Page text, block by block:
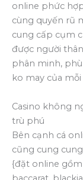
online phức
cùng quyến rũ
cung cấp cụm
được người
phân minh,
ko may của
Casino không
trù phú
Bên cạnh cá
cũng cung
{đặt online